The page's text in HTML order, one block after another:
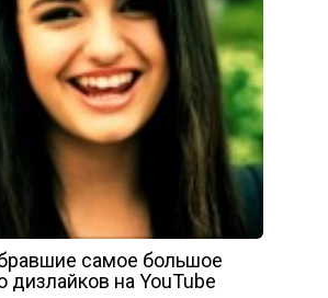
самое большое
дизлайков на YouTube